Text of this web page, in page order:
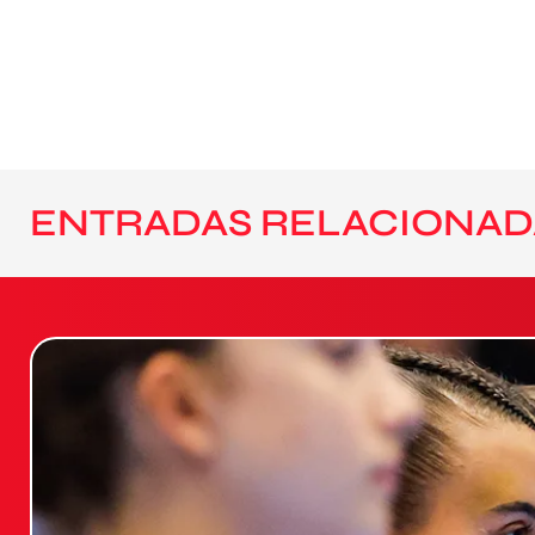
ENTRADAS